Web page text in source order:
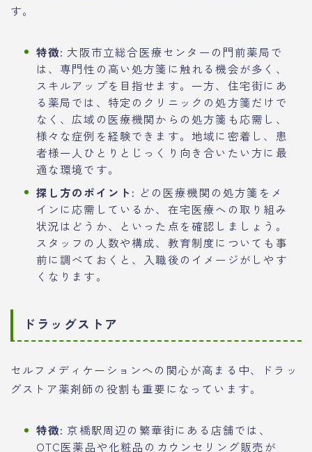
す。
特徴: 大阪市立総合医療センターの門前薬局で
は、専門性の高い処方箋に触れる機会が多く、
スキルアップを目指せます。一方、住宅街にあ
る薬局では、特定のクリニックの処方箋だけで
なく、広域の医療機関からの処方箋も応需し、
様々な症例を経験できます。地域に密着し、患
者様一人ひとりとじっくり向き合いたい方に最
適な環境です。
探し方のポイント: どの医療機関の処方箋をメ
インに応需しているか、在宅医療への取り組み
状況はどうか、といった点を確認しましょう。
スタッフの人数や構成、教育制度についても事
前に調べておくと、入職後のイメージがしやす
くなります。
ドラッグストア
セルフメディケーションへの関心が高まる中、ドラッ
グストア薬剤師の役割も重要になっています。
特徴: 京橋駅周辺の繁華街にある店舗では、
OTC医薬品や化粧品のカウンセリング販売が